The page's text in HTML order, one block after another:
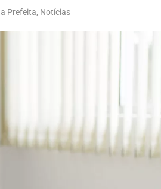
Prefeita, Notícias